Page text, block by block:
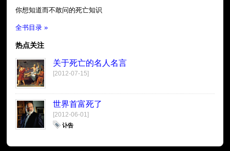
你想知道而不敢问的死亡知识
全书目录 »
热点关注
关于死亡的名人名言
[2012-07-15]
世界首富死了
[2012-06-01]
讣告